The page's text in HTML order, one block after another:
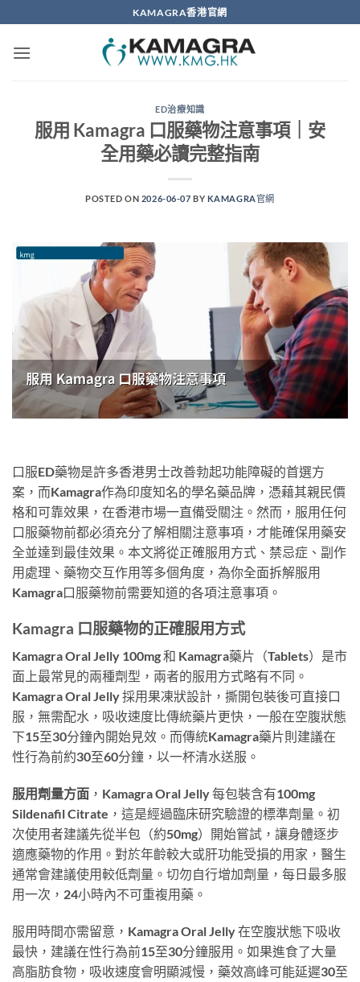
to
content
KAMAGRA香港官網
ED治療知識
服用 Kamagra 口服藥物注意事項｜安
全用藥必讀完整指南
POSTED ON 2026-06-07 BY KAMAGRA官網
口服ED藥物是許多香港男士改善勃起功能障礙的首選方
案，而Kamagra作為印度知名的學名藥品牌，憑藉其親民價
格和可靠效果，在香港市場一直備受關注。然而，服用任何
口服藥物前都必須充分了解相關注意事項，才能確保用藥安
全並達到最佳效果。本文將從正確服用方式、禁忌症、副作
用處理、藥物交互作用等多個角度，為你全面拆解服用
Kamagra口服藥物前需要知道的各項注意事項。
Kamagra 口服藥物的正確服用方式
Kamagra Oral Jelly 100mg 和 Kamagra藥片（Tablets）是市
面上最常見的兩種劑型，兩者的服用方式略有不同。
Kamagra Oral Jelly 採用果凍狀設計，撕開包裝後可直接口
服，無需配水，吸收速度比傳統藥片更快，一般在空腹狀態
下15至30分鐘內開始見效。而傳統Kamagra藥片則建議在
性行為前約30至60分鐘，以一杯清水送服。
服用劑量方面 ，Kamagra Oral Jelly 每包裝含有100mg
Sildenafil Citrate，這是經過臨床研究驗證的標準劑量。初
次使用者建議先從半包（約50mg）開始嘗試，讓身體逐步
適應藥物的作用。對於年齡較大或肝功能受損的用家，醫生
通常會建議使用較低劑量。切勿自行增加劑量，每日最多服
用一次，24小時內不可重複用藥。
服用時間亦需留意，Kamagra Oral Jelly 在空腹狀態下吸收
最快，建議在性行為前15至30分鐘服用。如果進食了大量
高脂肪食物，吸收速度會明顯減慢，藥效高峰可能延遲30至